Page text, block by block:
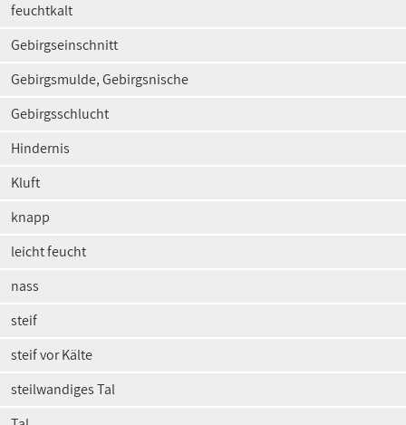
feuchtkalt
Gebirgseinschnitt
Gebirgsmulde, Gebirgsnische
Gebirgsschlucht
Hindernis
Kluft
knapp
leicht feucht
nass
steif
steif vor Kälte
steilwandiges Tal